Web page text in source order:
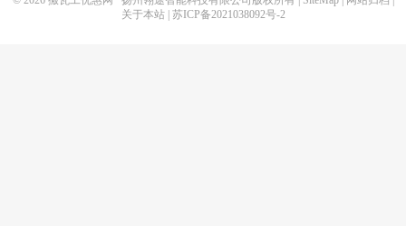
关于本站| 苏ICP备2021038092号-2